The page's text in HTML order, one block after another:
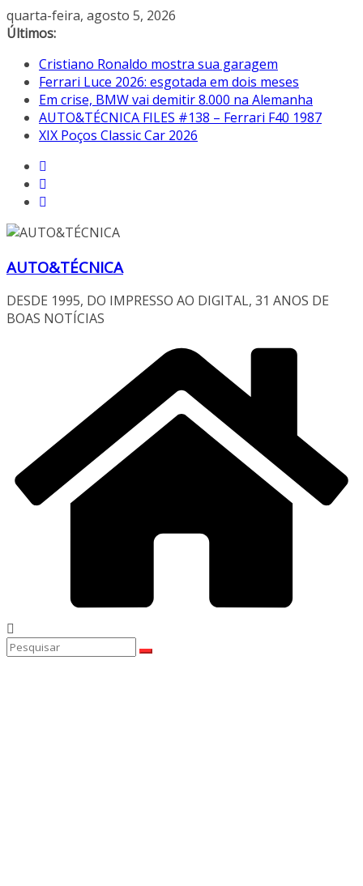
Pular
para
conteúdo
quarta-feira, agosto 5, 2026
Últimos:
Cristiano Ronaldo mostra sua garagem
Ferrari Luce 2026: esgotada em dois meses
Em crise, BMW vai demitir 8.000 na Alemanha
AUTO&TÉCNICA FILES #138 – Ferrari F40 1987
XIX Poços Classic Car 2026
AUTO&TÉCNICA
DESDE 1995, DO IMPRESSO AO DIGITAL, 31 ANOS DE
BOAS NOTÍCIAS